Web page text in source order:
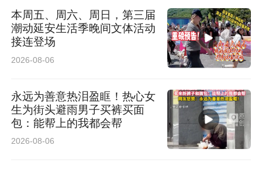
本周五、周六、周日，第三届
潮动延安生活季晚间文体活动
接连登场
2026-08-06
永远为善意热泪盈眶！热心女
生为街头避雨男子买裤买面
包：能帮上的我都会帮
2026-08-06